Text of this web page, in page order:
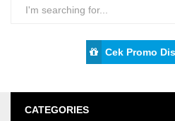
Cek Promo
CATEGORIES